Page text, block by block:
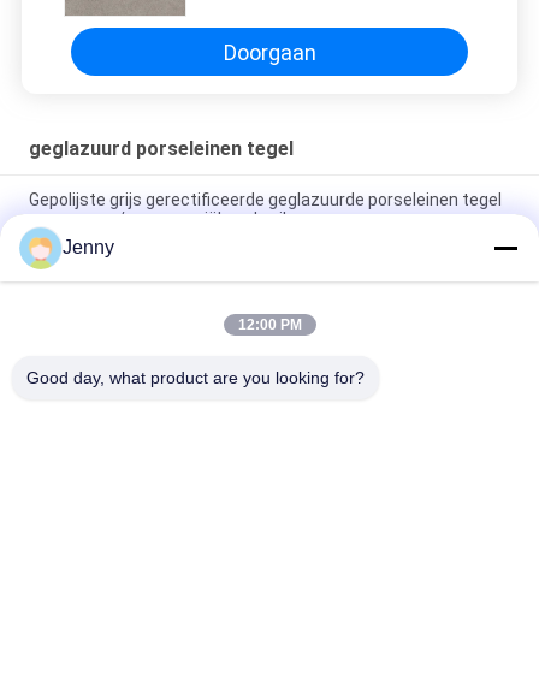
Doorgaan
geglazuurd porseleinen tegel
Gepolijste grijs gerectificeerde geglazuurde porseleinen tegel
voor woon- / commerciële gebruik
Glanzend geglazuurd gerectificeerd porseleinen tegel met
gepolijste afwerking lage wateropname PEI-classificatie 4
Wit geglazuurde tegelmachine Volledig lichaam Porseleinen
Jenny
12:00 PM
Good day, what product are you looking for?